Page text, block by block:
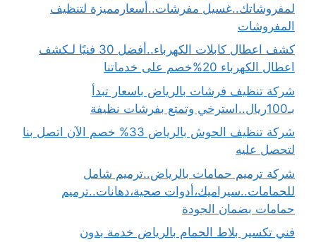
لمفروشاتك..غسيل مفرشات..أسعارمميزة لتنظيف
المفروشات
كشف اعطال كابلات الكهرباء..أفضل 30 فنيًا لـكشف
اعطال الكهرباء 20%خصم على خدماتنا
شركة تنظيف فرشات بالرياض باسعار تبدأ
بـ100ريال..استرخي وتمتع بفرشات نظيفة
شركة تنظيف الحوش بالرياض 33% خصم الآن اتصل بنا
لتحصل عليه
شركة ترميم حمامات بالرياض..ترميم شامل
للحمامات..سيراميك،أدوات صحية،دهانات..ترميم
حمامات بضمان الجودة
فني تكسير بلاط الحمام بالرياض خدمة بدون